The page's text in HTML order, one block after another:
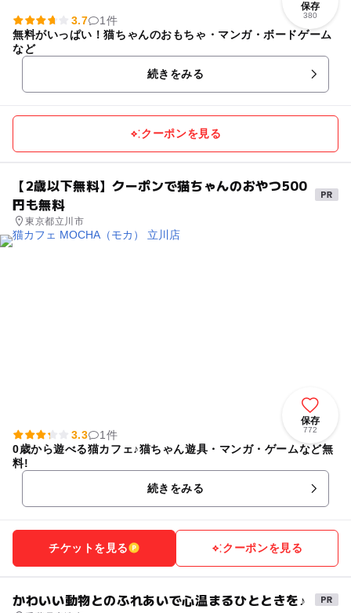
保存
380
3.7
1件
無料がいっぱい！猫ちゃんのおもちゃ・マンガ・ボードゲーム
など
続きをみる
クーポンを見る
【2歳以下無料】クーポンで猫ちゃんのおやつ500
円も無料
東京都立川市
保存
772
3.3
1件
0歳から遊べる猫カフェ♪猫ちゃん遊具・マンガ・ゲームなど無
料!
続きをみる
チケットを見る クーポンを見る
かわいい動物とのふれあいで心温まるひとときを♪